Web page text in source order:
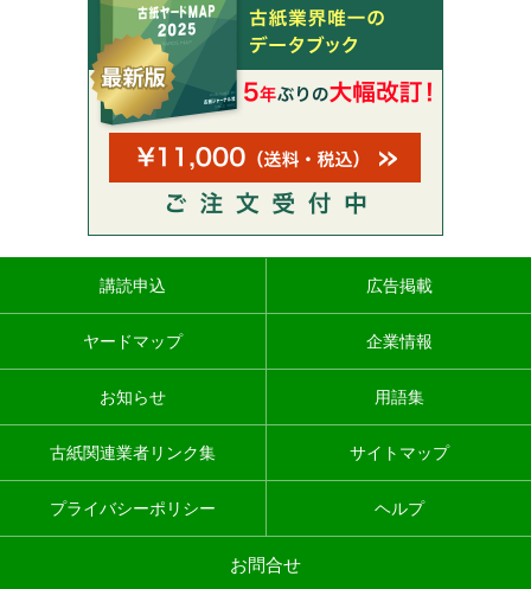
講読申込 広告掲載
ヤードマップ 企業情報
お知らせ 用語集
古紙関連業者リンク集 サイトマップ
プライバシーポリシー ヘルプ
お問合せ